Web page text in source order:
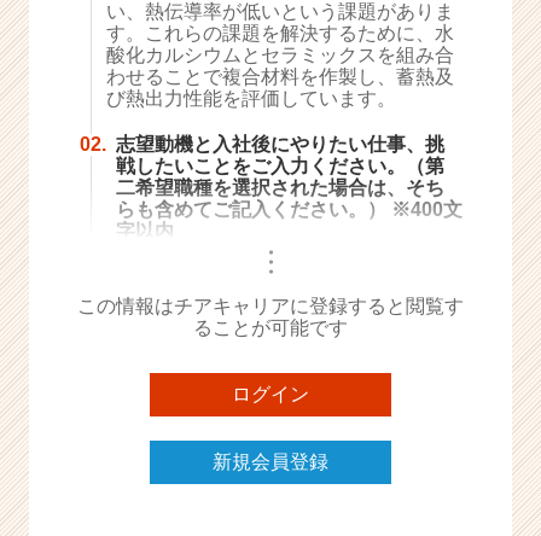
ャ
リ
ア
（C
e
e
r
e
e
い、熱伝導率が低いという課題がありま
す。これらの課題を解決するために、水
酸化カルシウムとセラミックスを組み合
わせることで複合材料を作製し、蓄熱及
び熱出力性能を評価しています。
02. 志望動機と入社後にやりたい仕事、挑
戦したいことをご入力ください。（第
二希望職種を選択された場合は、そち
らも含めてご記入ください。） ※400文
字以内
・・・
この情報はチアキャリアに登録すると閲覧す
ることが可能です
ログイン
新規会員登録